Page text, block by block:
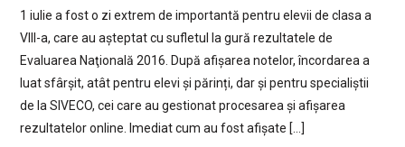
1 iulie a fost o zi extrem de importantă pentru elevii de clasa a
VIII-a, care au așteptat cu sufletul la gură rezultatele de
Evaluarea Naţională 2016. După afișarea notelor, încordarea a
luat sfârșit, atât pentru elevi și părinți, dar și pentru specialiștii
de la SIVECO, cei care au gestionat procesarea și afișarea
rezultatelor online. Imediat cum au fost afișate […]